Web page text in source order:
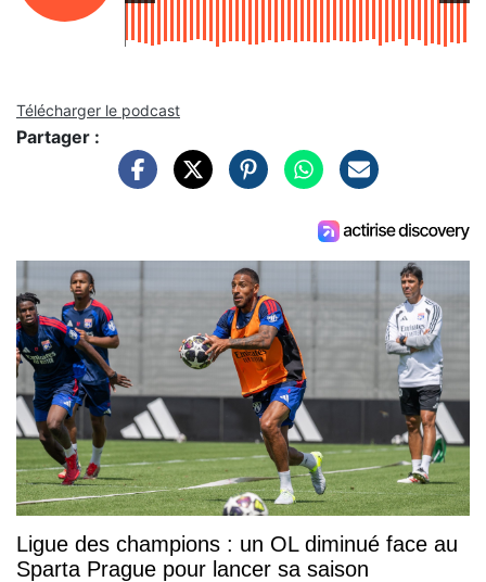
Télécharger le podcast
Partager :
Ligue des champions : un OL diminué face au
Sparta Prague pour lancer sa saison